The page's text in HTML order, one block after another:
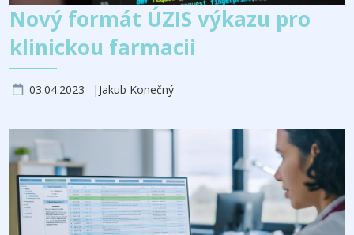
Nový formát ÚZIS výkazu pro
klinickou farmacii
03.04.2023 Jakub Konečný